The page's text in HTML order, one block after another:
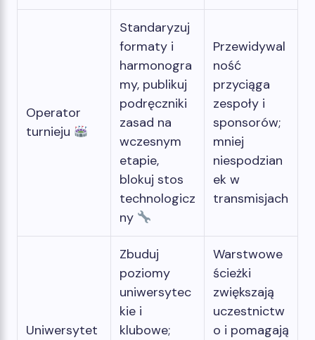
Operator
turnieju
Standaryzuj
formaty i
harmonogra
my, publikuj
podręczniki
zasad na
wczesnym
etapie,
blokuj stos
technologicz
ny
Przewidywal
ność
przyciąga
zespoły i
sponsorów;
mniej
niespodzian
ek w
transmisjach
Uniwersytet
Zbuduj
poziomy
uniwersytec
kie i
klubowe;
Warstwowe
ścieżki
zwiększają
uczestnictw
o i pomagają